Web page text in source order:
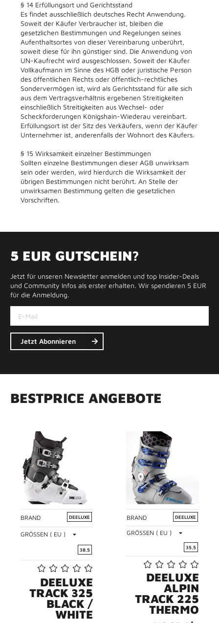
§ 14 Erfüllungsort und Gerichtsstand
Es findet ausschließlich deutsches Recht Anwendung.
Soweit der Käufer Verbraucher ist, bleiben die
gesetzlichen Bestimmungen und Regelungen seines
Aufenthaltsortes von dieser Vereinbarung unberührt,
soweit diese für ihn günstiger sind. Die Anwendung von
UN-Kaufrecht wird ausgeschlossen. Soweit der Käufer
Vollkaufmann im Sinne des HGB oder juristische Person
des öffentlichen Rechts oder öffentlich-rechtliches
Sondervermögen ist, wird als Gerichtsstand für alle sich
aus dem Vertragsverhältnis ergebenen Streitigkeiten
einschließlich Streitigkeiten aus Wechsel- oder
Scheckforderungen Königshain-Wiederau vereinbart.
Erfüllungsort ist der Sitz des Verkäufers, wenn der Käufer
Unternehmer ist, anderenfalls der Wohnort des Käufers.
§ 15 Wirksamkeit einzelner Bestimmungen
Sollten einzelne Bestimmungen dieser AGB unwirksam
sein oder werden, wird hierdurch die Wirksamkeit der
übrigen Bestimmungen nicht berührt. An Stelle der
unwirksamen Bestimmung gelten die gesetzlichen
Vorschriften.
5 EUR GUTSCHEIN?
Jetzt für unseren Newsletter anmelden und top Insider-Deals
und Community Infos als erster erhalten. Wir spendieren 5 EUR
für die Anmeldung.
Jetzt Abonnieren
BESTPRICE ANGEBOTE
BRAND DEELUXE
GRÖSSEN ( EU )
38,5
DEELUXE
TRACK 325
BLACK /
WHITE
BRAND DEELUXE
GRÖSSEN ( EU )
35,5
DEELUXE
ALPIN
TRACK 225
THERMO